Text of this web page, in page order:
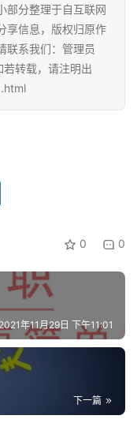
部分整理于自互联网
享信息，版权归原作
联系我们：管理员
转载，请注明出
0 0
年11月29日 下午11:01
下一篇